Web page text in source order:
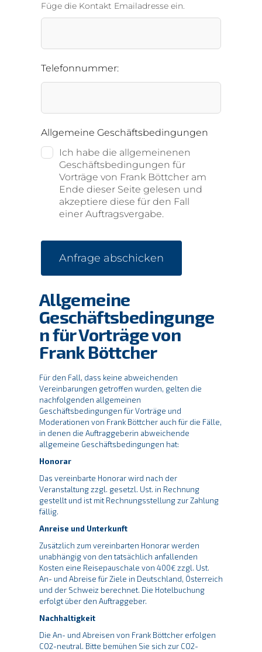
Füge die Kontakt Emailadresse ein.
Telefonnummer:
Allgemeine Geschäftsbedingungen
Ich habe die allgemeinenen
Geschäftsbedingungen für
Vorträge von Frank Böttcher am
Ende dieser Seite gelesen und
akzeptiere diese für den Fall
einer Auftragsvergabe.
Anfrage abschicken
Allgemeine
Geschäftsbedingunge
n für Vorträge von
Frank Böttcher
Für den Fall, dass keine abweichenden
Vereinbarungen getroffen wurden, gelten die
nachfolgenden allgemeinen
Geschäftsbedingungen für Vorträge und
Moderationen von Frank Böttcher auch für die Fälle,
in denen die Auftraggeberin abweichende
allgemeine Geschäftsbedingungen hat:
Honorar
Das vereinbarte Honorar wird nach der
Veranstaltung zzgl. gesetzl. Ust. in Rechnung
gestellt und ist mit Rechnungsstellung zur Zahlung
fällig.
Anreise und Unterkunft
Zusätzlich zum vereinbarten Honorar werden
unabhängig von den tatsächlich anfallenden
Kosten eine Reisepauschale von 400€ zzgl. Ust.
An- und Abreise für Ziele in Deutschland, Österreich
und der Schweiz berechnet. Die Hotelbuchung
erfolgt über den Auftraggeber.
Nachhaltigkeit
Die An- und Abreisen von Frank Böttcher erfolgen
CO2-neutral. Bitte bemühen Sie sich zur CO2-